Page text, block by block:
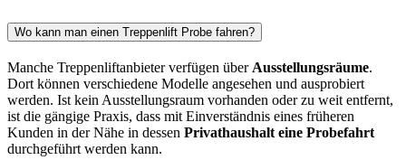
Wo kann man einen Treppenlift Probe fahren?
Manche Treppenliftanbieter verfügen über Ausstellungsräume.
Dort können verschiedene Modelle angesehen und ausprobiert
werden. Ist kein Ausstellungsraum vorhanden oder zu weit entfernt,
ist die gängige Praxis, dass mit Einverständnis eines früheren
Kunden in der Nähe in dessen Privathaushalt eine Probefahrt
durchgeführt werden kann.